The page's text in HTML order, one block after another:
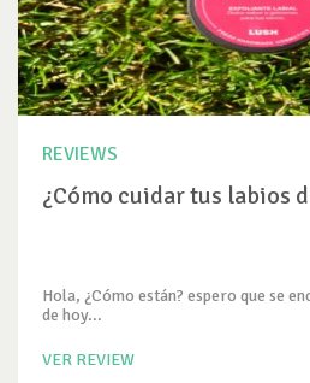
REVIEWS
¿Cómo cuidar tus labios
Hola, ¿Cómo están? espero que se
de hoy...
VER REVIEW